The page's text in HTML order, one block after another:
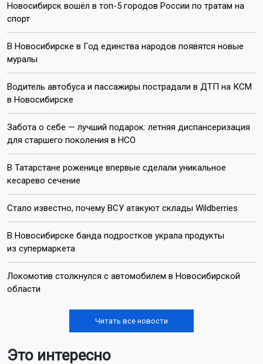
Новосибирск вошёл в топ-5 городов России по тратам на
спорт
В Новосибирске в Год единства народов появятся новые
муралы
Водитель автобуса и пассажиры пострадали в ДТП на КСМ
в Новосибирске
Забота о себе — лучший подарок: летняя диспансеризация
для старшего поколения в НСО
В Татарстане роженице впервые сделали уникальное
кесарево сечение
Стало известно, почему ВСУ атакуют склады Wildberries
В Новосибирске банда подростков украла продукты
из супермаркета
Локомотив столкнулся с автомобилем в Новосибирской
области
Читать все новости
Это интересно